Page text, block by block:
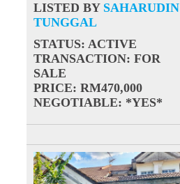
LISTED BY SAHARUDIN
TUNGGAL
STATUS: ACTIVE
TRANSACTION: FOR
SALE
PRICE: RM470,000
NEGOTIABLE: *YES*